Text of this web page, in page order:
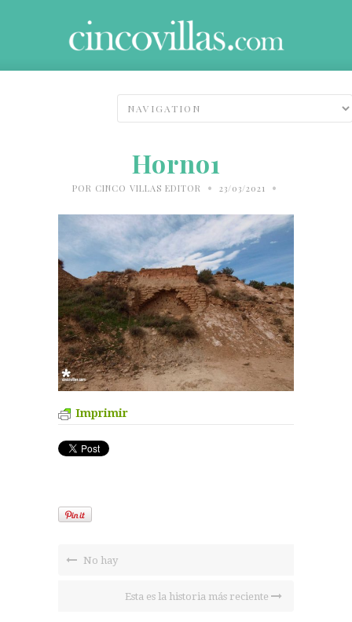
Horno1
POR CINCO VILLAS EDITOR • 23/03/2021 •
Imprimir
No hay
Esta es la historia más reciente